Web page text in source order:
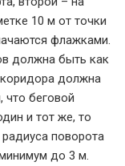
10 м от точки
флажками.
должна быть как
должна
что беговой
и тот же, то
поворота
до 3 м.